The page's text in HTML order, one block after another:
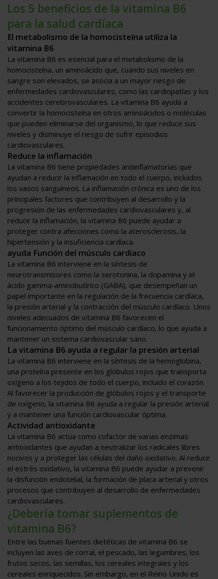
Los 5 beneficios de la vitamina B6
para la salud cardíaca
El metabolismo de la homocisteína utiliza la
vitamina B6
La vitamina B6 es esencial para el metabolismo de la
homocisteína, un aminoácido que, cuando sus niveles en
sangre son elevados, se asocia a un mayor riesgo de
enfermedades cardiovasculares, como las cardiopatías y los
accidentes cerebrovasculares. La vitamina B6 ayuda a
convertir la homocisteína en otros aminoácidos o moléculas
que pueden eliminarse del organismo, lo que reduce sus
niveles y disminuye el riesgo de sufrir episodios
cardiovasculares.
Reduce la inflamación
La vitamina B6 tiene propiedades antiinflamatorias que
ayudan a reducir la inflamación en todo el cuerpo, incluidos
los vasos sanguíneos. La inflamación crónica es uno de los
principales factores que contribuyen al desarrollo y la
progresión de las enfermedades cardiovasculares y, al
reducir la inflamación, la vitamina B6 puede ayudar a
proteger contra afecciones como la aterosclerosis, la
hipertensión y la insuficiencia cardíaca.
ayuda Función del músculo cardíaco
La vitamina B6 interviene en la síntesis de
neurotransmisores como la serotonina, la dopamina y el
ácido gamma-aminobutírico (GABA), que desempeñan un
papel importante en la regulación de la frecuencia cardíaca,
la presión arterial y la contracción del músculo cardíaco. Unos
niveles adecuados de vitamina B6 favorecen el
funcionamiento óptimo del músculo cardíaco, lo que ayuda a
mantener un sistema cardiovascular sano.
La vitamina B6 ayuda a regular la presión arterial
La vitamina B6 interviene en la síntesis de la hemoglobina,
una proteína presente en los glóbulos rojos que transporta
oxígeno a los tejidos de todo el cuerpo, incluido el corazón.
Al favorecer la producción de glóbulos rojos y el transporte
de oxígeno, la vitamina B6 ayuda a regular la presión arterial
y a mantener una función cardiovascular óptima.
Actividad antioxidante
La vitamina B6 actúa como cofactor de varias enzimas
antioxidantes que ayudan a neutralizar los radicales libres
nocivos y a proteger las células del daño oxidativo. Al reducir
el estrés oxidativo, la vitamina B6 puede ayudar a prevenir
la disfunción endotelial, la formación de placa arterial y otros
procesos que contribuyen al desarrollo de enfermedades
cardiovasculares.
¿Debería tomar suplementos de
vitamina B6?
Entre las buenas fuentes dietéticas de vitamina B6 se
incluyen las aves de corral, el pescado, las legumbres, los
frutos secos, las semillas, los cereales integrales y los
cereales enriquecidos. Sin embargo, en el Reino Unido es